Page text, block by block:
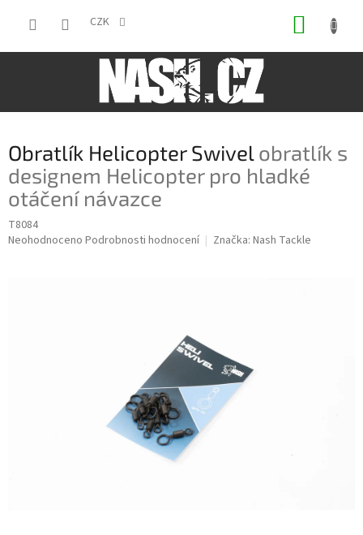
CZK
Obratlík Helicopter Swivelobratlík s
designem Helicopter pro hladké
otáčení návazce
T8084
Průměrné
Neohodnoceno Podrobnosti hodnocení Značka: Nash Tackle